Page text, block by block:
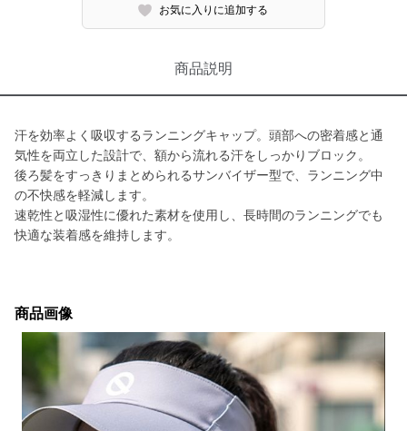
お気に入りに追加する
商品説明
汗を効率よく吸収するランニングキャップ。頭部への密着感と通
気性を両立した設計で、額から流れる汗をしっかりブロック。
後ろ髪をすっきりまとめられるサンバイザー型で、ランニング中
の不快感を軽減します。
速乾性と吸湿性に優れた素材を使用し、長時間のランニングでも
快適な装着感を維持します。
商品画像